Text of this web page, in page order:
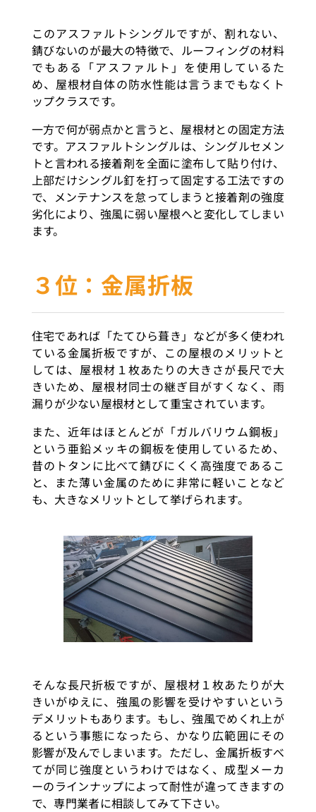
このアスファルトシングルですが、割れない、
錆びないのが最大の特徴で、ルーフィングの材料
でもある「アスファルト」を使用しているた
め、屋根材自体の防水性能は言うまでもなくト
ップクラスです。
一方で何が弱点かと言うと、屋根材との固定方法
です。アスファルトシングルは、シングルセメン
トと言われる接着剤を全面に塗布して貼り付け、
上部だけシングル釘を打って固定する工法ですの
で、メンテナンスを怠ってしまうと接着剤の強度
劣化により、強風に弱い屋根へと変化してしまい
ます。
３位：金属折板
住宅であれば「たてひら葺き」などが多く使われ
ている金属折板ですが、この屋根のメリットと
しては、屋根材１枚あたりの大きさが長尺で大
きいため、屋根材同士の継ぎ目がすくなく、雨
漏りが少ない屋根材として重宝されています。
また、近年はほとんどが「ガルバリウム鋼板」
という亜鉛メッキの鋼板を使用しているため、
昔のトタンに比べて錆びにくく高強度であるこ
と、また薄い金属のために非常に軽いことなど
も、大きなメリットとして挙げられます。
そんな長尺折板ですが、屋根材１枚あたりが大
きいがゆえに、強風の影響を受けやすいという
デメリットもあります。もし、強風でめくれ上が
るという事態になったら、かなり広範囲にその
影響が及んでしまいます。ただし、金属折板すべ
てが同じ強度というわけではなく、成型メーカ
ーのラインナップによって耐性が違ってきますの
で、専門業者に相談してみて下さい。